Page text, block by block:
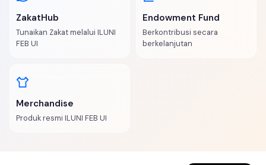
ZakatHub
Tunaikan Zakat melalui ILUNI
FEB UI
Endowment Fund
Berkontribusi secara
berkelanjutan
Merchandise
Produk resmi ILUNI FEB UI